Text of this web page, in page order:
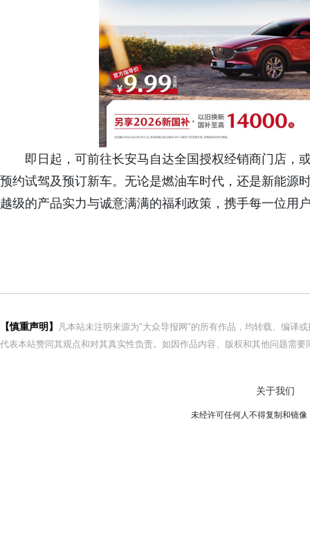
即日起，可前往长安马自达全国授权经销商门店，或
预约试驾及预订新车。无论是燃油车时代，还是新能源
越级的产品实力与诚意满满的福利政策，携手每一位用
【慎重声明】
凡本站未注明来源为"大众导报网"的所有作品，均转载、编译
代表本站赞同其观点和对其真实性负责。如因作品内容、版权和其他问题需
关于我们
未经许可任何人不得复制和镜